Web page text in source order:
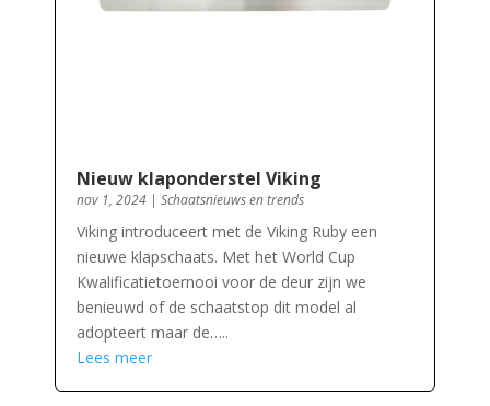
Nieuw klaponderstel Viking
nov 1, 2024| Schaatsnieuws en trends
Viking introduceert met de Viking Ruby een
nieuwe klapschaats. Met het World Cup
Kwalificatietoernooi voor de deur zijn we
benieuwd of de schaatstop dit model al
adopteert maar de…..
Lees meer